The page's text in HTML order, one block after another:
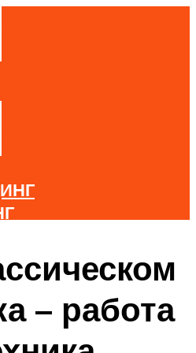
– работа